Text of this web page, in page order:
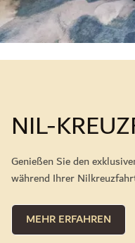
NIL-
Genießen Sie den
während Ihrer
MEHR ERFAHREN